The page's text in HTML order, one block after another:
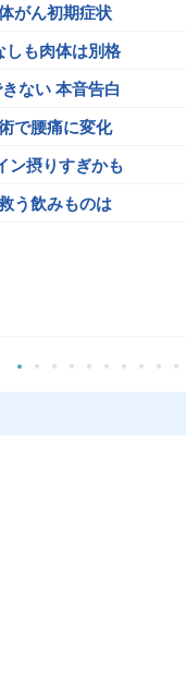
がん初期症状
しも肉体は別格
ない 本音告白
で腰痛に変化
摂りすぎかも
う飲みものは